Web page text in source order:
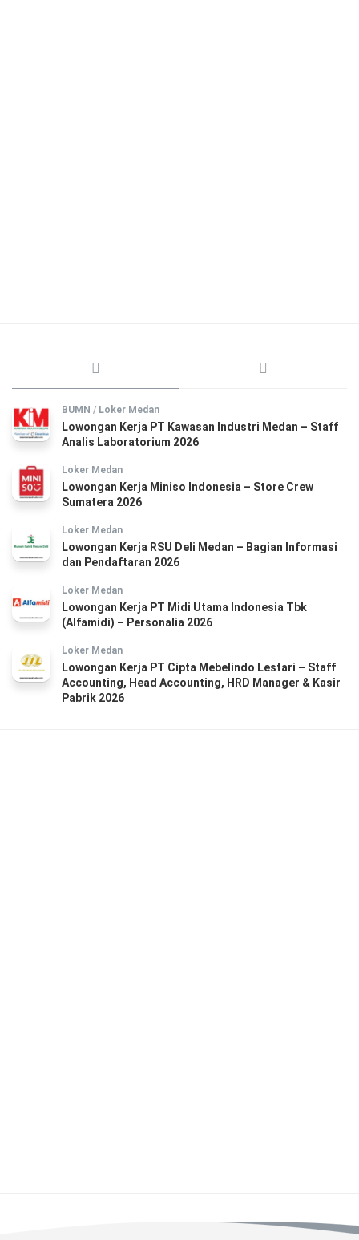
BUMN / Loker Medan
Lowongan Kerja PT Kawasan Industri Medan – Staff
Analis Laboratorium 2026
Loker Medan
Lowongan Kerja Miniso Indonesia – Store Crew
Sumatera 2026
Loker Medan
Lowongan Kerja RSU Deli Medan – Bagian Informasi
dan Pendaftaran 2026
Loker Medan
Lowongan Kerja PT Midi Utama Indonesia Tbk
(Alfamidi) – Personalia 2026
Loker Medan
Lowongan Kerja PT Cipta Mebelindo Lestari – Staff
Accounting, Head Accounting, HRD Manager & Kasir
Pabrik 2026